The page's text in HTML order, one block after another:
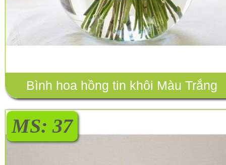
Bình hoa hồng tin khôi Màu Trắng
MS: 37